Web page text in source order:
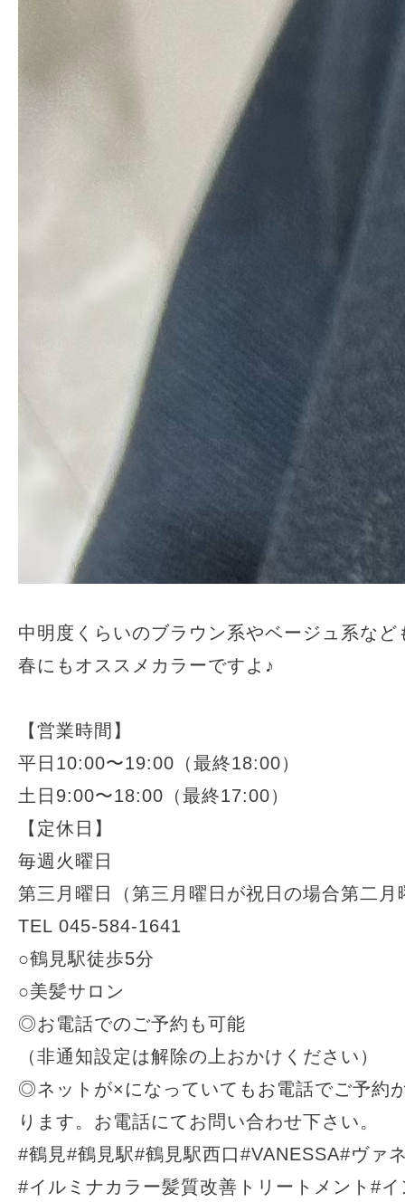
中明度くらいのブラウン系やベージュ系など
春にもオススメカラーですよ♪
【営業時間】
平日10:00〜19:00（最終18:00）
土日9:00〜18:00（最終17:00）
【定休日】
毎週火曜日
第三月曜日（第三月曜日が祝日の場合第二月
TEL 045-584-1641
○鶴見駅徒歩5分
○美髪サロン
◎お電話でのご予約も可能
（非通知設定は解除の上おかけください）
◎ネットが×になっていてもお電話でご予約
ります。お電話にてお問い合わせ下さい。
#鶴見#鶴見駅#鶴見駅西口#VANESSA#ヴァ
#イルミナカラー髪質改善トリートメント#